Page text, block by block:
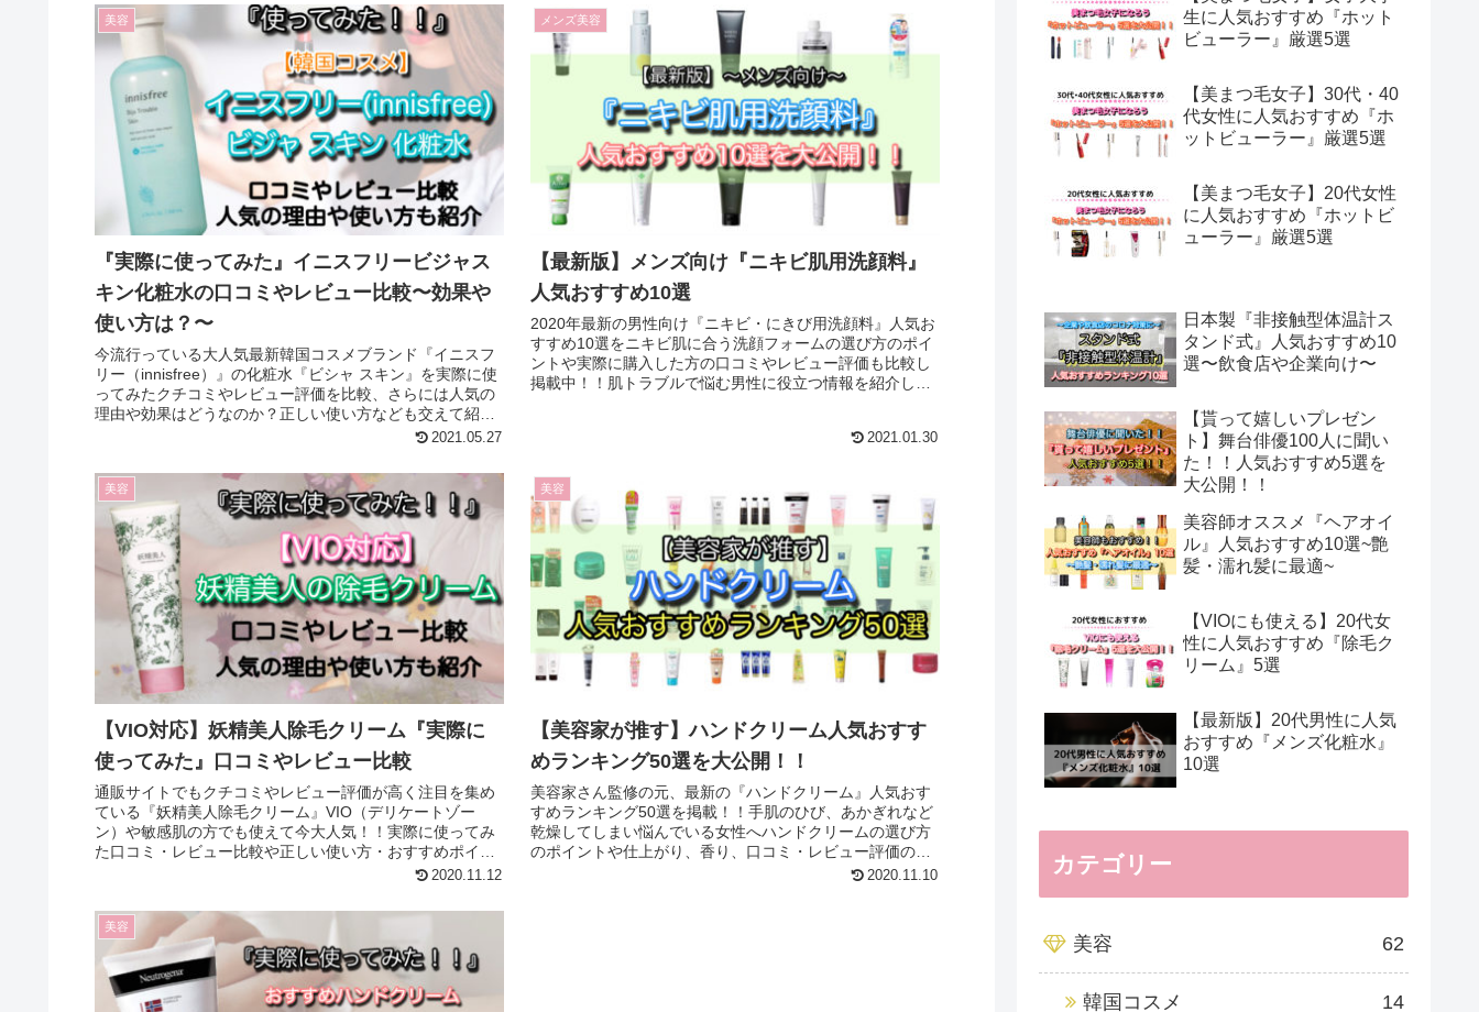
美容
『実際に使ってみた』イニスフリービジャス
キン化粧水の口コミやレビュー比較〜効果や
使い方は？〜
今流行っている大人気最新韓国コスメブランド『イニスフ
リー（innisfree）』の化粧水『ビシャ スキン』を実際に使
ってみたクチコミやレビュー評価を比較、さらには人気の
理由や効果はどうなのか？正しい使い方なども交えて紹介
2021.05.27
メンズ美容
【最新版】メンズ向け『ニキビ肌用洗顔料』
人気おすすめ10選
2020年最新の男性向け『ニキビ・にきび用洗顔料』人気お
すすめ10選をニキビ肌に合う洗顔フォームの選び方のポイ
ントや実際に購入した方の口コミやレビュー評価も比較し
掲載中！！肌トラブルで悩む男性に役立つ情報を紹介して
2021.01.30
美容
【VIO対応】妖精美人除毛クリーム『実際に
使ってみた』口コミやレビュー比較
通販サイトでもクチコミやレビュー評価が高く注目を集め
ている『妖精美人除毛クリーム』VIO（デリケートゾー
ン）や敏感肌の方でも使えて今大人気！！実際に使ってみ
た口コミ・レビュー比較や正しい使い方・おすすめポイン
2020.11.12
美容
【美容家が推す】ハンドクリーム人気おすす
めランキング50選を大公開！！
美容家さん監修の元、最新の『ハンドクリーム』人気おす
すめランキング50選を掲載！！手肌のひび、あかぎれなど
乾燥してしまい悩んでいる女性へハンドクリームの選び方
のポイントや仕上がり、香り、口コミ・レビュー評価の比
2020.11.10
美容
生に人気おすすめ『ホット
ビューラー』厳選5選
【美まつ毛女子】30代・40
代女性に人気おすすめ『ホ
ットビューラー』厳選5選
【美まつ毛女子】20代女性
に人気おすすめ『ホットビ
ューラー』厳選5選
日本製『非接触型体温計ス
タンド式』人気おすすめ10
選〜飲食店や企業向け〜
【貰って嬉しいプレゼン
ト】舞台俳優100人に聞い
た！！人気おすすめ5選を
大公開！！
美容師オススメ『ヘアオイ
ル』人気おすすめ10選~艶
髪・濡れ髪に最適~
【VIOにも使える】20代女
性に人気おすすめ『除毛ク
リーム』5選
【最新版】20代男性に人気
おすすめ『メンズ化粧水』
10選
カテゴリー
美容 62
韓国コスメ 14